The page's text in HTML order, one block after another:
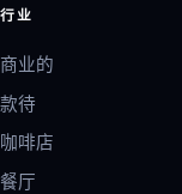
行业
商业的
款待
咖啡店
餐厅